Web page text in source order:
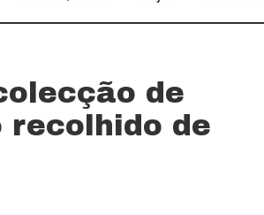
de
recolhido de